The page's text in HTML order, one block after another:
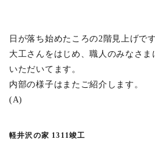
境プロジェクト (3)
KUDANMINAMI TERRACE
宮沢町の家 (1)
日が落ち始めたころの2階見上げです
大工さんをはじめ、職人のみなさ
いただいてます。
内部の様子はまたご紹介します。
(A)
軽井沢の家 1311竣工